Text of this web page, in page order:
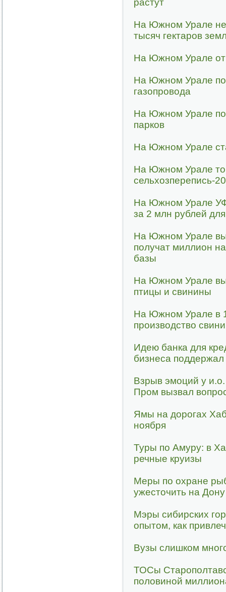
растут
На Южном Урале
тысяч гектаров
На Южном Урале
На Южном Урале
газопровода
На Южном Урале
парков
На Южном Урале
На Южном Урале
сельхозперепись-
На Южном Урале
за 2 млн рублей
На Южном Урале
получат миллион
базы
На Южном Урале
птицы и свинины
На Южном Урале в
производство
Идею банка для
бизнеса
Взрыв эмоций у и.о.
Пром вызвал
Ямы на дорогах
ноября
Туры по Амуру: в
речные круизы
Меры по охране
ужесточить на Дону
Мэры сибирских
опытом, как
Вузы слишком
ТОСы
половиной